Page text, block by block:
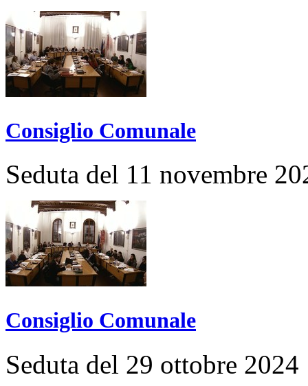
Consiglio Comunale
Seduta del 11 novembre
Consiglio Comunale
Seduta del 29 ottobre 2024